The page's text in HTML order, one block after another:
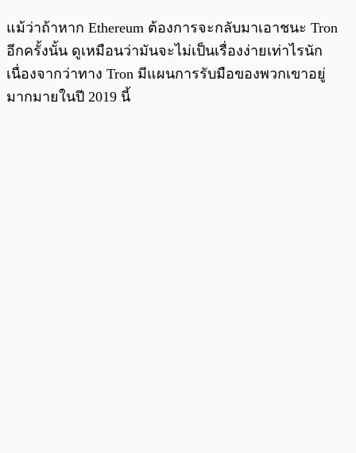
แม้ว่าถ้าหาก Ethereum ต้องการจะกลับมาเอาชนะ Tron
อีกครั้งนั้น ดูเหมือนว่ามันจะไม่เป็นเรื่องง่ายเท่าไรนัก
เนื่องจากว่าทาง Tron มีแผนการรับมือของพวกเขาอยู่
มากมายในปี 2019 นี้